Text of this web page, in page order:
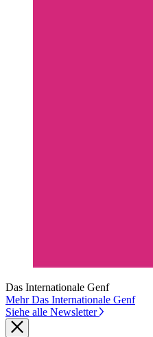
Das Internationale Genf
Mehr Das Internationale Genf
Siehe alle Newsletter